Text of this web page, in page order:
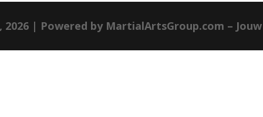
2026 | Powered by MartialArtsGroup.com –